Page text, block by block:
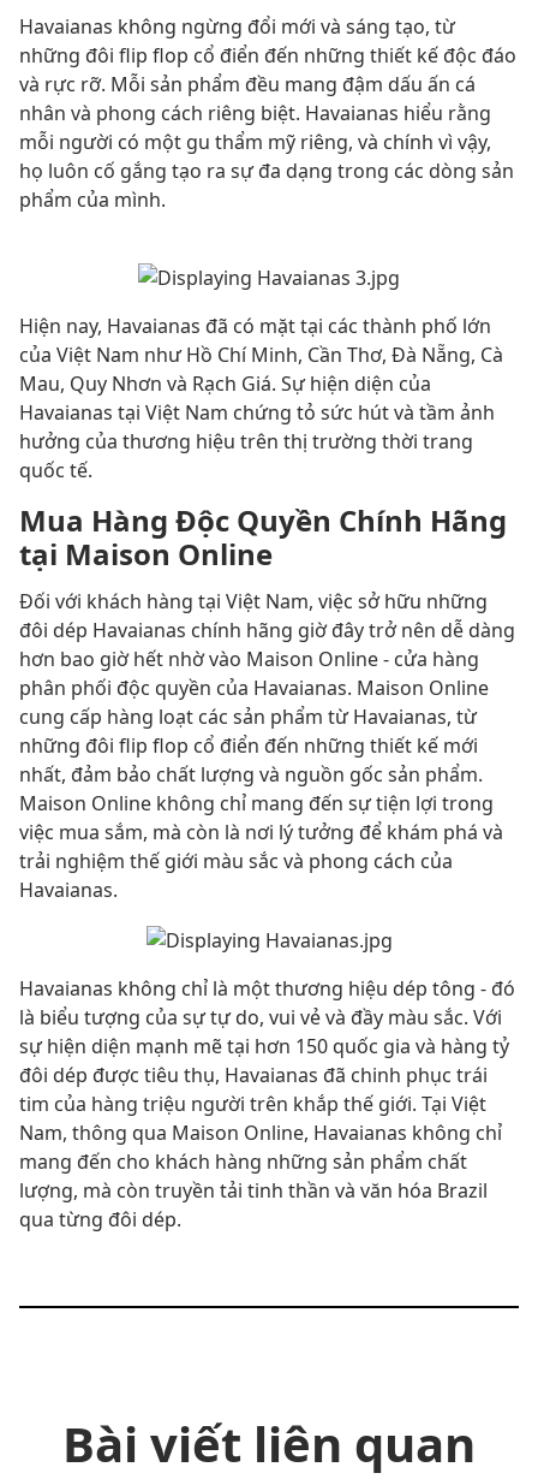
Havaianas không ngừng đổi mới và sáng tạo, từ
những đôi flip flop cổ điển đến những thiết kế độc đáo
và rực rỡ. Mỗi sản phẩm đều mang đậm dấu ấn cá
nhân và phong cách riêng biệt. Havaianas hiểu rằng
mỗi người có một gu thẩm mỹ riêng, và chính vì vậy,
họ luôn cố gắng tạo ra sự đa dạng trong các dòng sản
phẩm của mình.
Hiện nay, Havaianas đã có mặt tại các thành phố lớn
của Việt Nam như Hồ Chí Minh, Cần Thơ, Đà Nẵng, Cà
Mau, Quy Nhơn và Rạch Giá. Sự hiện diện của
Havaianas tại Việt Nam chứng tỏ sức hút và tầm ảnh
hưởng của thương hiệu trên thị trường thời trang
quốc tế.
Mua Hàng Độc Quyền Chính Hãng
tại Maison Online
Đối với khách hàng tại Việt Nam, việc sở hữu những
đôi dép Havaianas chính hãng giờ đây trở nên dễ dàng
hơn bao giờ hết nhờ vào Maison Online - cửa hàng
phân phối độc quyền của Havaianas. Maison Online
cung cấp hàng loạt các sản phẩm từ Havaianas, từ
những đôi flip flop cổ điển đến những thiết kế mới
nhất, đảm bảo chất lượng và nguồn gốc sản phẩm.
Maison Online không chỉ mang đến sự tiện lợi trong
việc mua sắm, mà còn là nơi lý tưởng để khám phá và
trải nghiệm thế giới màu sắc và phong cách của
Havaianas.
Havaianas không chỉ là một thương hiệu dép tông - đó
là biểu tượng của sự tự do, vui vẻ và đầy màu sắc. Với
sự hiện diện mạnh mẽ tại hơn 150 quốc gia và hàng tỷ
đôi dép được tiêu thụ, Havaianas đã chinh phục trái
tim của hàng triệu người trên khắp thế giới. Tại Việt
Nam, thông qua Maison Online, Havaianas không chỉ
mang đến cho khách hàng những sản phẩm chất
lượng, mà còn truyền tải tinh thần và văn hóa Brazil
qua từng đôi dép.
Bài viết liên quan